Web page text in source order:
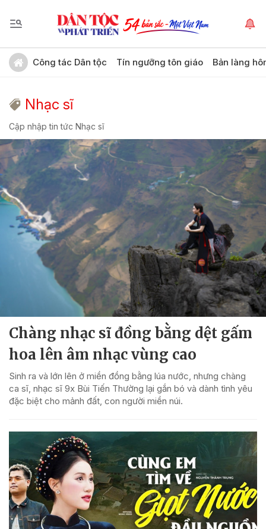
Công tác Dân tộc Tín ngưỡng tôn giáo Bản làng
Nhạc sĩ
Cập nhập tin tức Nhạc sĩ
Chàng nhạc sĩ đồng bằng dệt gấm
hoa lên âm nhạc vùng cao
Sinh ra và lớn lên ở miền đồng bằng lúa nước, nhưng chàng
ca sĩ, nhạc sĩ 9x Bùi Tiến Thường lại gắn bó và dành tình yêu
đặc biệt cho mảnh đất, con người miền núi.